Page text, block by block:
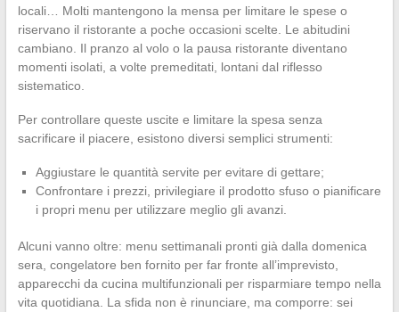
locali… Molti mantengono la mensa per limitare le spese o
riservano il ristorante a poche occasioni scelte. Le abitudini
cambiano. Il pranzo al volo o la pausa ristorante diventano
momenti isolati, a volte premeditati, lontani dal riflesso
sistematico.
Per controllare queste uscite e limitare la spesa senza
sacrificare il piacere, esistono diversi semplici strumenti:
Aggiustare le quantità servite per evitare di gettare;
Confrontare i prezzi, privilegiare il prodotto sfuso o pianificare
i propri menu per utilizzare meglio gli avanzi.
Alcuni vanno oltre: menu settimanali pronti già dalla domenica
sera, congelatore ben fornito per far fronte all’imprevisto,
apparecchi da cucina multifunzionali per risparmiare tempo nella
vita quotidiana. La sfida non è rinunciare, ma comporre: sei